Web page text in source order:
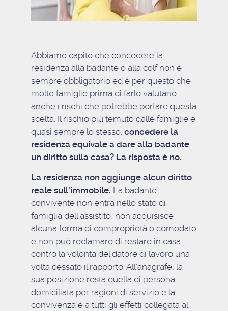
Abbiamo capito che concedere la
residenza alla badante o alla colf non è
sempre obbligatorio ed è per questo che
molte famiglie prima di farlo valutano
anche i rischi che potrebbe portare questa
scelta. Il rischio più temuto dalle famiglie è
quasi sempre lo stesso: concedere la
residenza equivale a dare alla badante
un diritto sulla casa? La risposta è no.
La residenza non aggiunge alcun diritto
reale sull’immobile. La badante
convivente non entra nello stato di
famiglia dell’assistito, non acquisisce
alcuna forma di comproprietà o comodato
e non può reclamare di restare in casa
contro la volontà del datore di lavoro una
volta cessato il rapporto. All’anagrafe, la
sua posizione resta quella di persona
domiciliata per ragioni di servizio e la
convivenza è a tutti gli effetti collegata al